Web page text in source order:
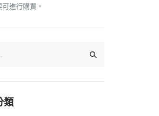
進行購買。
類